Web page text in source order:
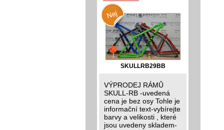
SKULLRB29BB
VÝPRODEJ RÁMŮ
SKULL-RB -uvedená
cena je bez osy Tohle je
informační text-vybírejte
barvy a velikosti , které
jsou uvedeny skladem-